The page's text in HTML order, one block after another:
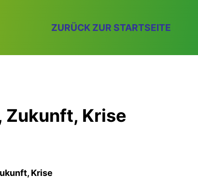
ZURÜCK ZUR STARTSEITE
Krise
Krise